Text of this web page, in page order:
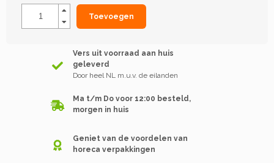
Toevoegen
Vers uit voorraad aan huis
geleverd
Door heel NL m.u.v. de eilanden
Ma t/m Do voor 12:00 besteld,
morgen in huis
Geniet van de voordelen van
horeca verpakkingen